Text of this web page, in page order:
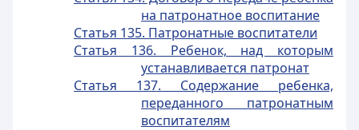
на патронатное воспитание
Статья 135. Патронатные воспитатели
Статья 136. Ребенок, над которым
устанавливается патронат
Статья 137. Содержание ребенка,
переданного патронатным
воспитателям